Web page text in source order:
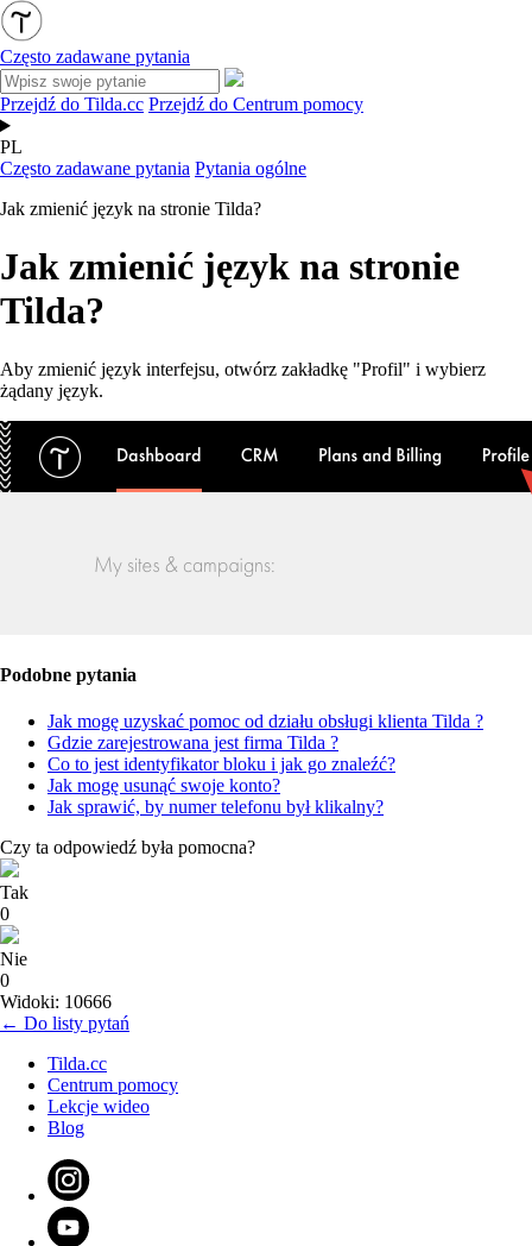
Często zadawane pytania
Przejdź do Tilda.cc Przejdź do Centrum pomocy
PL
Często zadawane pytania Pytania ogólne
Jak zmienić język na stronie Tilda?
Jak zmienić język na stronie
Tilda?
Aby zmienić język interfejsu, otwórz zakładkę "Profil" i wybierz
żądany język.
Podobne pytania
Jak mogę uzyskać pomoc od działu obsługi klienta Tilda ?
Gdzie zarejestrowana jest firma Tilda ?
Co to jest identyfikator bloku i jak go znaleźć?
Jak mogę usunąć swoje konto?
Jak sprawić, by numer telefonu był klikalny?
Czy ta odpowiedź była pomocna?
Tak
0
Nie
0
Widoki: 10666
← Do listy pytań
Tilda.cc
Centrum pomocy
Lekcje wideo
Blog